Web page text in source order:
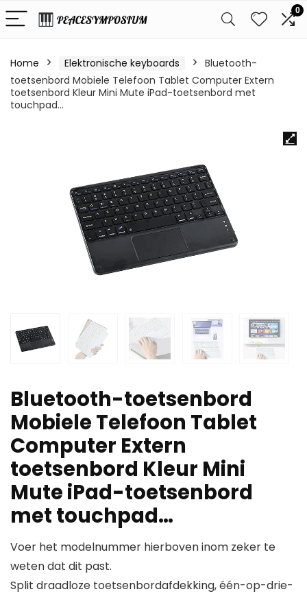
0
Home Elektronische keyboards
Bluetooth-
toetsenbord Mobiele Telefoon Tablet Computer Extern
toetsenbord Kleur Mini Mute iPad-toetsenbord met
touchpad…
Bluetooth-toetsenbord
Mobiele Telefoon Tablet
Computer Extern
toetsenbord Kleur Mini
Mute iPad-toetsenbord
met touchpad…
Voer het modelnummer hierboven inom zeker te
weten dat dit past.
Split draadloze toetsenbordafdekking, één-op-drie-